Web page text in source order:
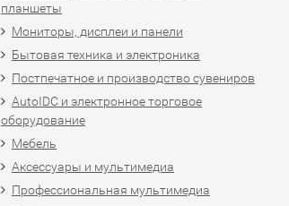
планшеты
Мониторы, дисплеи и панели
Бытовая техника и электроника
Постпечатное и производство сувениров
AutoIDC и электронное торговое
оборудование
Мебель
Аксессуары и мультимедиа
Профессиональная мультимедиа